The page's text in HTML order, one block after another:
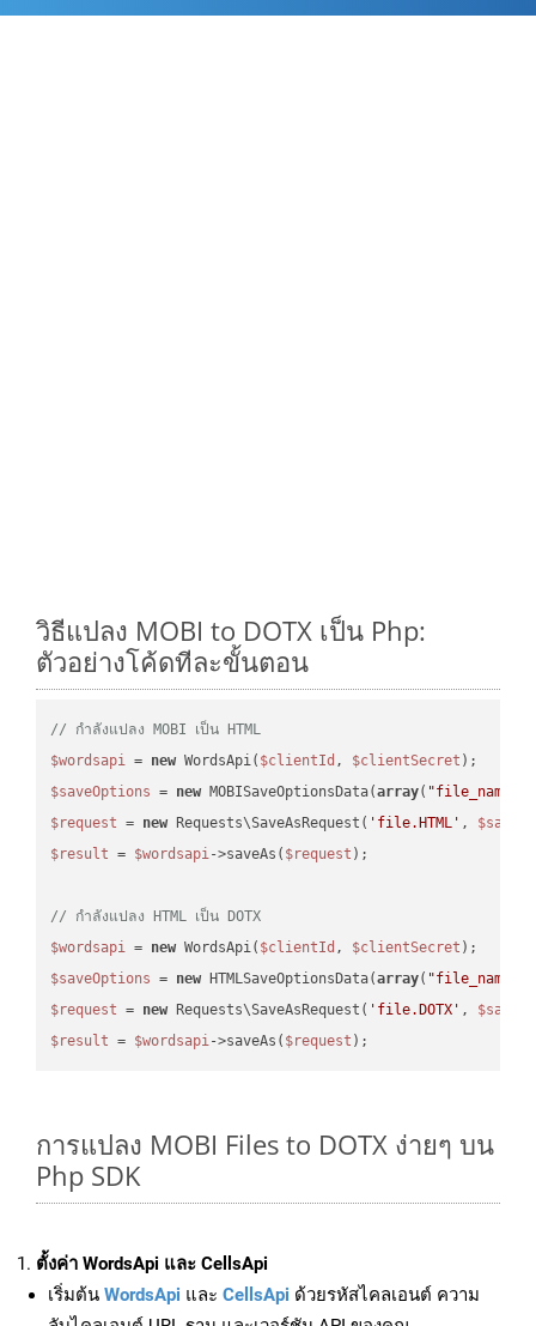
วิธีแปลง MOBI to DOTX เป็น Php:
ตัวอย่างโค้ดทีละขั้นตอน
// กำลังแปลง MOBI เป็น HTML
$wordsapi = new WordsApi( $clientId , $clientSecret
$saveOptions = new MOBISaveOptionsData(array( "file_name"
$request = new Requests\SaveAsRequest( 'file.HTML' ,
$result = $wordsapi->saveAs( $request );
// กำลังแปลง HTML เป็น DOTX
$wordsapi = new WordsApi( $clientId , $clientSecret
$saveOptions = new HTMLSaveOptionsData(array( "file_name"
$request = new Requests\SaveAsRequest( 'file.DOTX' ,
$result = $wordsapi->saveAs( $request
การแปลง MOBI Files to DOTX ง่ายๆ บน
Php SDK
ตั้งค่า WordsApi และ CellsApi
เริ่มต้น WordsApi และ CellsApi ด้วยรหัสไคลเอนต์ ความ